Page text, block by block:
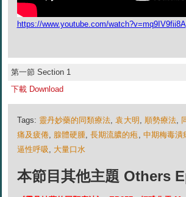
https://www.youtube.com/watch?v=mq9IV9fii8A
第一節 Section 1
下載 Download
Tags: 靈丹妙藥的同類療法,袁大明 , 順勢療法,
痛及疲倦, 腺體硬腫,長期流膿的疱, 中期梅毒潰
逼性呼吸, 大量口水
本節目其他主題 Others